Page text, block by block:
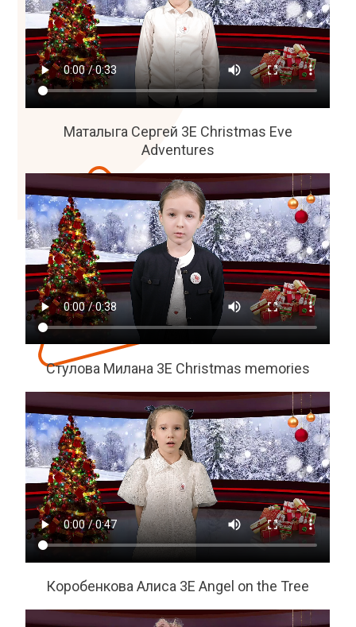
Маталыга Сергей 3Е Christmas Eve
Adventures
Стулова Милана 3Е Christmas memories
Коробенкова Алиса 3Е Angel on the Tree